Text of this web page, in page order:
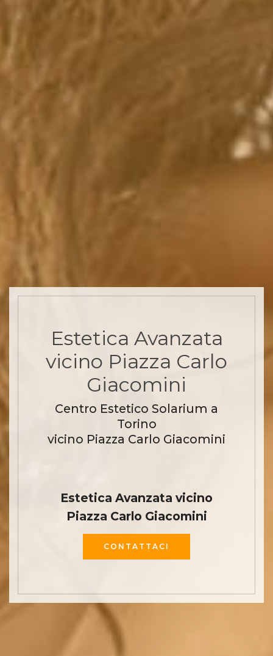
Estetica Avanzata
vicino Piazza Carlo
Giacomini
Centro Estetico Solarium a
Torino
vicino Piazza Carlo Giacomini
Estetica Avanzata vicino
Piazza Carlo Giacomini
CONTATTACI